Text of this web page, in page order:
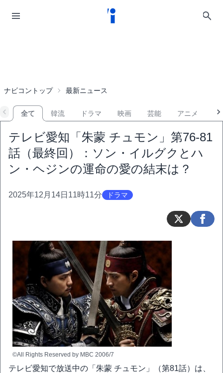
ナビコントップ 最新ニュース
全て 韓流 ドラマ 映画 芸能 アニメ
テレビ愛知「朱蒙 チュモン」第76-81
話（最終回）：ソン・イルグクとハ
ン・ヘジンの運命の愛の結末は？
2025年12月14日11時11分 ドラマ
©All Rights Reserved by MBC 2006/7
テレビ愛知で放送中の「朱蒙 チュモン」（第81話）は、